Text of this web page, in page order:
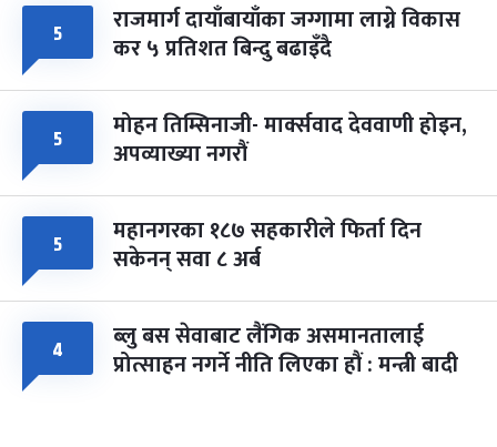
५ राजमार्ग दायाँबायाँका जग्गामा लाग्ने विकास
कर ५ प्रतिशत बिन्दु बढाइँदै
५ मोहन तिम्सिनाजी- मार्क्सवाद देववाणी होइन,
अपव्याख्या नगरौं
५ महानगरका १८७ सहकारीले फिर्ता दिन
सकेनन् सवा ८ अर्ब
४ ब्लु बस सेवाबाट लैंगिक असमानतालाई
प्रोत्साहन नगर्ने नीति लिएका हौं : मन्त्री बादी